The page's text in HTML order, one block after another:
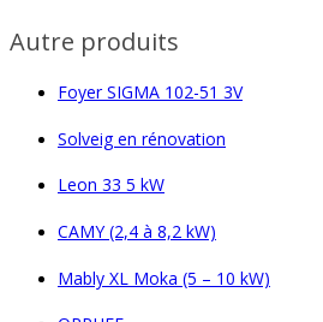
Autre produits
Foyer SIGMA 102-51 3V
Solveig en rénovation
Leon 33 5 kW
CAMY (2,4 à 8,2 kW)
Mably XL Moka (5 – 10 kW)